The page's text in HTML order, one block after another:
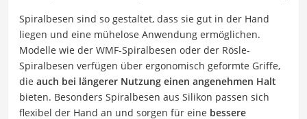
Spiralbesen sind so gestaltet, dass sie gut in der Hand
liegen und eine mühelose Anwendung ermöglichen.
Modelle wie der WMF-Spiralbesen oder der Rösle-
Spiralbesen verfügen über ergonomisch geformte Griffe,
die auch bei längerer Nutzung einen angenehmen Halt
bieten. Besonders Spiralbesen aus Silikon passen sich
flexibel der Hand an und sorgen für eine bessere